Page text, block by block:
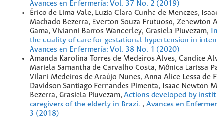
Avances en Enfermería: Vol. 37 No. 2 (2019)
Érico de Lima Vale, Luzia Clara Cunha de Menezes,
Machado Bezerra, Everton Souza Frutuoso, Zenewton
Gama, Vivianni Barros Wanderley, Grasiela Piuvezam,
the quality of care for gestational hypertension in
Avances en Enfermería: Vol. 38 No. 1 (2020)
Amanda Karolina Torres de Medeiros Alves, Candice
Mariela Samantha de Carvalho Costa, Mônica Larissa
Vilani Medeiros de Araújo Nunes, Anna Alice Lessa de
Davidson Santiago Fernandes Pimenta, Isaac Newton
Bezerra, Grasiela Piuvezam, Actions developed by
caregivers of the elderly in Brazil , Avances en
3 (2018)